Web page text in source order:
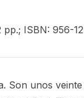
pp.; ISBN: 956-
Son unos